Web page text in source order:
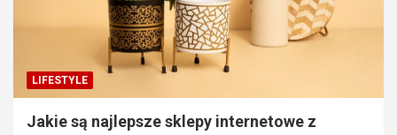
LIFESTYLE
Jakie są najlepsze sklepy internetowe z